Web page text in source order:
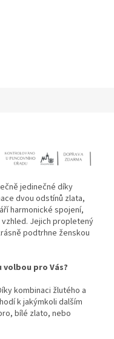
Kt 585/1000
jedinečné díky
dvou odstínů zlata,
harmonické spojení,
Jejich propletený
podtrhne ženskou
pro Vás?
kombinaci žlutého a
k jakýmkoli dalším
bílé zlato, nebo